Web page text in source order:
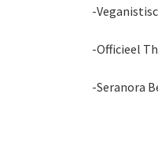
-
-Officieel
-Seranora